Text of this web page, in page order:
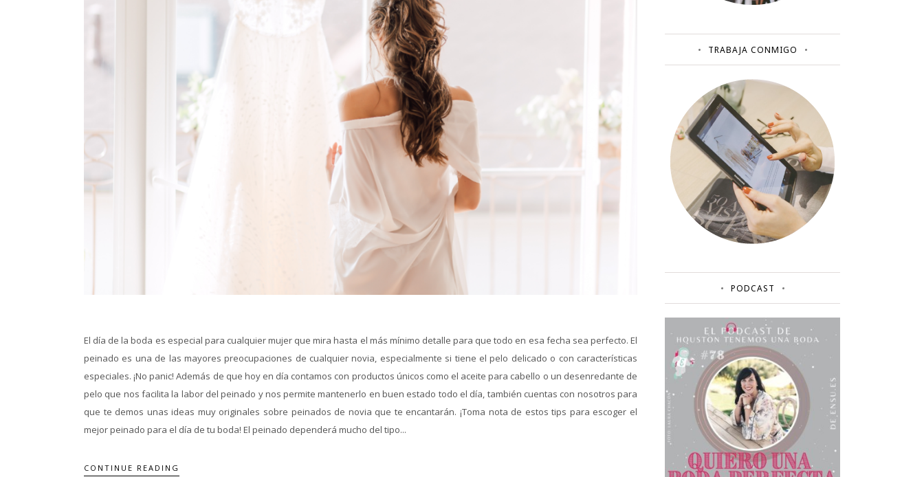
El día de la boda es especial para cualquier mujer que mira hasta el más mínimo detalle para que todo en esa fecha sea perfecto. El
peinado es una de las mayores preocupaciones de cualquier novia, especialmente si tiene el pelo delicado o con características
especiales. ¡No panic! Además de que hoy en día contamos con productos únicos como el aceite para cabello o un desenredante de
pelo que nos facilita la labor del peinado y nos permite mantenerlo en buen estado todo el día, también cuentas con nosotros para
que te demos unas ideas muy originales sobre peinados de novia que te encantarán. ¡Toma nota de estos tips para escoger el
mejor peinado para el día de tu boda! El peinado dependerá mucho del tipo...
CONTINUE READING
TRABAJA CONMIGO
PODCAST